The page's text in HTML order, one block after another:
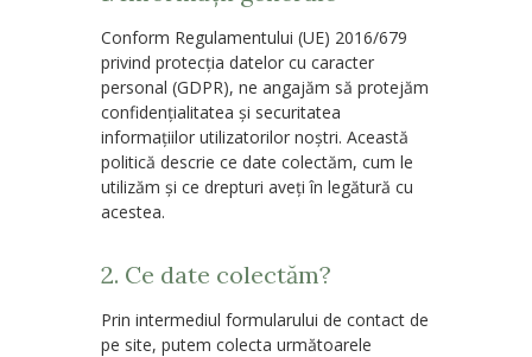
Conform Regulamentului (UE) 2016/679
privind protecția datelor cu caracter
personal (GDPR), ne angajăm să protejăm
confidențialitatea și securitatea
informațiilor utilizatorilor noștri. Această
politică descrie ce date colectăm, cum le
utilizăm și ce drepturi aveți în legătură cu
acestea.
2. Ce date colectăm?
Prin intermediul formularului de contact de
pe site, putem colecta următoarele